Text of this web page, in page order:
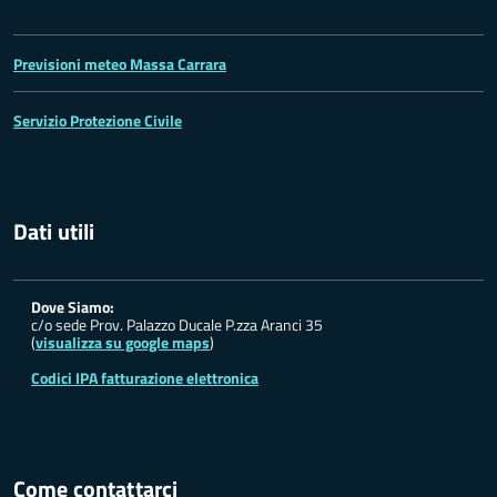
Previsioni meteo Massa Carrara
Servizio Protezione Civile
Dati utili
Dove Siamo:
c/o sede Prov. Palazzo Ducale P.zza Aranci 35
(visualizza su google maps)
Codici IPA fatturazione elettronica
Come contattarci